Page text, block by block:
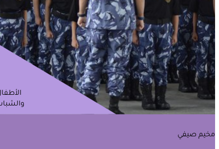
مخيم صيفي